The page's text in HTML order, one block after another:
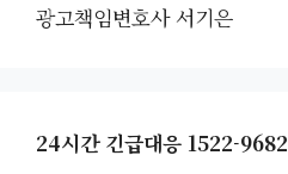
광고책임변호사 서기은
24시간 긴급대응 1522-9682